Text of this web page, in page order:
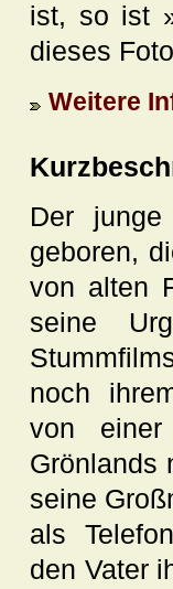
ist, so ist
dieses
Weitere
Der
geboren,
von alten
seine
noch
von
Grönlands
seine
als
den Vater